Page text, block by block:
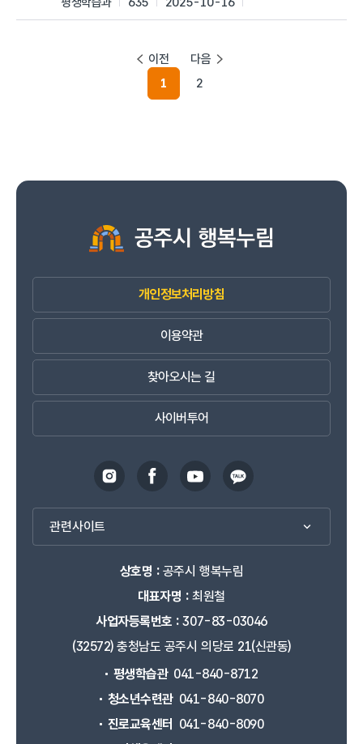
이전
1
2
다음
개인정보처리방침
이용약관
찾아오시는 길
사이버투어
관련사이트
상호명 :공주시 행복누림
대표자명 :최원철
사업자등록번호 :307-83-03046
(32572) 충청남도 공주시 의당로 21(신관동)
평생학습관 041-840-8712
청소년수련관 041-840-8070
진로교육센터
041-840-8090